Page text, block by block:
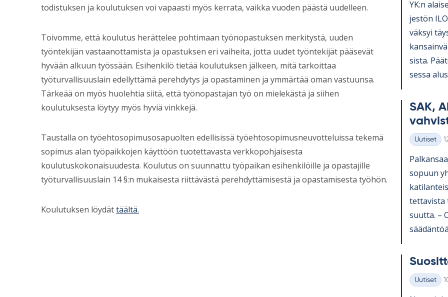
todistuksen ja koulutuksen voi vapaasti myös kerrata, vaikka vuoden päästä uudelleen.
Toivomme, että koulutus herättelee pohtimaan työnopastuksen merkitystä, uuden
työntekijän vastaanottamista ja opastuksen eri vaiheita, jotta uudet työntekijät pääsevät
hyvään alkuun työssään. Esihenkilö tietää koulutuksen jälkeen, mitä tarkoittaa
työturvallisuuslain edellyttämä perehdytys ja opastaminen ja ymmärtää oman vastuunsa.
Tärkeää on myös huolehtia siitä, että työnopastajan työ on mielekästä ja siihen
koulutuksesta löytyy myös hyviä vinkkejä.
Taustalla on työehtosopimusosapuolten edellisissä työehtosopimusneuvotteluissa tekemä
sopimus alan työpaikkojen käyttöön tuotettavasta verkkopohjaisesta
koulutuskokonaisuudesta. Koulutus on suunnattu työpaikan esihenkilöille ja opastajille
työturvallisuuslain 14 §:n mukaisesta riittävästä perehdyttämisestä ja opastamisesta työhön.
Koulutuksen löydättäältä.
YK:n
jes­tön
väk­syi
sista.
sessa
SAK,
Kategoriat
Uutiset
so­puun
tet­ta­vista
suutta. –
Kategoriat
Uutiset